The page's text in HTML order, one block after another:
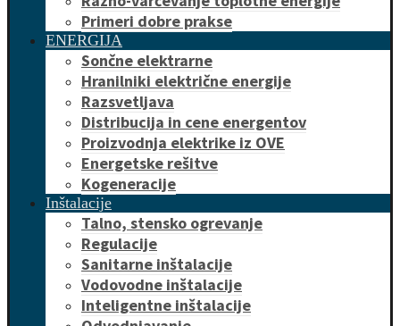
Primeri dobre prakse
ENERGIJA
Sončne elektrarne
Hranilniki električne energije
Razsvetljava
Distribucija in cene energentov
Proizvodnja elektrike iz OVE
Energetske rešitve
Kogeneracije
Inštalacije
Talno, stensko ogrevanje
Regulacije
Sanitarne inštalacije
Vodovodne inštalacije
Inteligentne inštalacije